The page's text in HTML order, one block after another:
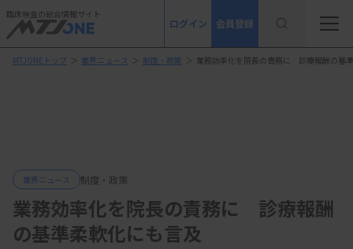
臨床検査の総合情報サイト
ログイン 会員登録
MTJONEトップ ＞ 業界ニュース ＞ 制度・政策 ＞ 業務効率化を院長の責務に 診療報酬の基
業界ニュース 制度・政策
業務効率化を院長の責務に 診療報酬
の基準柔軟化にも言及